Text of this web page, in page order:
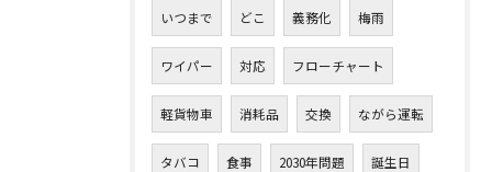
いつまで どこ 義務化 梅雨
ワイパー 対応 フローチャート
軽貨物車 消耗品 交換 ながら運転
タバコ 食事 2030年問題 誕生日